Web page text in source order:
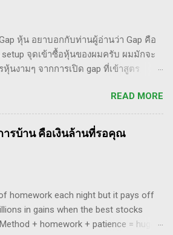
หุ้น เพราะต้องการเล่นแบบเทรดเดิ้ง คือ
ยไปในกรอบเวลาหนึ...
Selling Stocks Short อีกด้วย ผมเองก็เคย
ของแกแบบมั่วๆ หลายเรื่องด้วยกันนะ
- ทรงหุ้นซิ่ง ราคาย่อ วอลุ่มหาย -
แฟนคลับของแกนั่นเองครับ ง่ายๆเลย ที่
าะเราต่างมีอาจารย์ร่วมกันก็คือ ปู่โอนีล,
อร์มอร์ และทวด Wyckoff นั่นเอง (คือผม
หุ้น อยาบอกกับท่านผู้อ่านว่า Gap คือ
setup จุดเข้าซื้อหุ้นของผมครับ ผมมักจะ
หุ้นงามๆ จากการเปิด gap ที่เข้าสูตร
บ้าน มันส่งสัญญาณซื้อ แบบเปิด gap ผมจะ
แต่ถึงกระนั้น มันก็ไม่ได้เป๊ะทุกตัวนะ
มเหลวเกินครึ่ง เราต้องคอยคัดตัวที่ไม่ดี
ลือตัวเจ๋งๆ แรงๆ ให้มันวิ่งทำเงินให้เราไป
ามาใช้ร่วมกับวอลุ่ม ในคลิปนี้เธอจัดเต็ม
ง gap ซึ่งถือว่าครบเครื่องเอามากๆ ทฤษฎี
ยวข้องกับเวฟ มีดังนี้ Common gap ใน
READ MORE
ารบ้าน คือเงินล้านที่รอคุณ
homework each night but it pays off
in gains when the best stocks
+ homework + patience = huge